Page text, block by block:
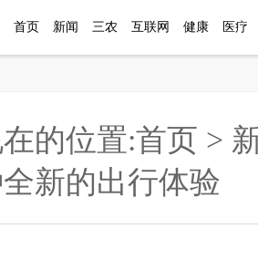
首页 新闻 三农 互联网 健康 医疗
的位置:首页 >
新的出行体验